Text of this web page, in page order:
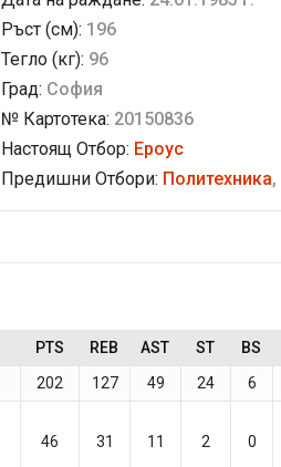
Ръст (см): 196
Тегло (кг): 96
Град: София
№ Картотека: 20150836
Настоящ Отбор: Ероус
Предишни Отбори: Политехника,
PTS REB AST ST BS
202 127 49 24 6
46 31 11 2 0